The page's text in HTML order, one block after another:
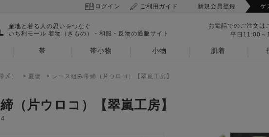
ログイン ご利用ガイド 新規会員登録 ゲ
産地と着る人の思いをつなぐ
いち利モール 着物（きもの）・和服・反物の通販サイト
お電話でのご注文は
平日11:00～
帯 帯小物 小物 肌着
〆） > 夏物 > レース組み帯締（片ウロコ）【翠嵐工房】
（片ウロコ）【翠嵐工房】